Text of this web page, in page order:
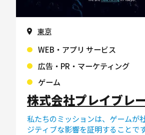
東京
WEB・アプリ サービス
広告・PR・マーケティング
ゲーム
株式会社プレイブレ
私たちのミッションは、ゲームが
ジティブな影響を証明することです